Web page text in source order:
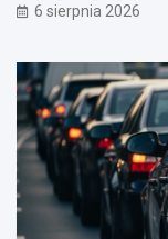
6 sierpnia 2026